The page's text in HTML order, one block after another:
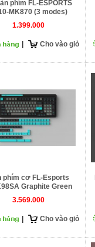
phím FL-ESPORTS
MK870 (3 modes)
1.399.000
Cho vào giỏ
phím cơ FL-Esports
Graphite Green
3.569.000
Cho vào giỏ